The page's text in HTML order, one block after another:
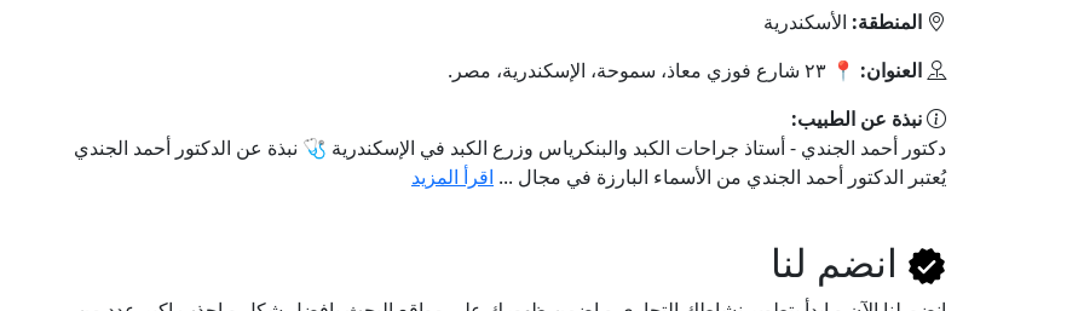
المنطقة: الأسكندرية
العنوان: 📍 ٢٣ شارع فوزي معاذ، سموحة، الإسكندرية، مصر.
نبذة عن الطبيب:
دكتور أحمد الجندي - أستاذ جراحات الكبد والبنكرياس وزرع الكبد في الإسكندرية 🩺 نبذة عن الدكتور أحمد الجندي
يُعتبر الدكتور أحمد الجندي من الأسماء البارزة في مجال ... اقرأ المزيد
انضم لنا